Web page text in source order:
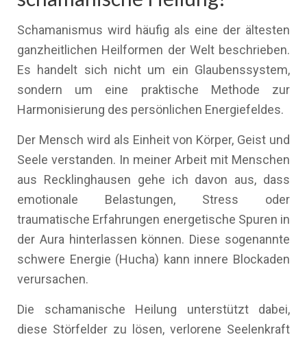
Schamanismus wird häufig als eine der ältesten
ganzheitlichen Heilformen der Welt beschrieben.
Es handelt sich nicht um ein Glaubenssystem,
sondern um eine praktische Methode zur
Harmonisierung des persönlichen Energiefeldes.
Der Mensch wird als Einheit von Körper, Geist und
Seele verstanden. In meiner Arbeit mit Menschen
aus Recklinghausen gehe ich davon aus, dass
emotionale Belastungen, Stress oder
traumatische Erfahrungen energetische Spuren in
der Aura hinterlassen können. Diese sogenannte
schwere Energie (Hucha) kann innere Blockaden
verursachen.
Die schamanische Heilung unterstützt dabei,
diese Störfelder zu lösen, verlorene Seelenkraft